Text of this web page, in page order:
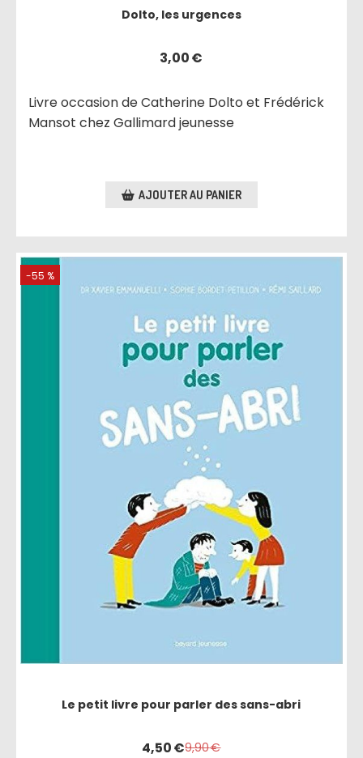
Dolto, les urgences
3,00€
Livre occasion de Catherine Dolto et Frédérick
Mansot chez Gallimard jeunesse
AJOUTER AU PANIER
-55 %
Le petit livre pour parler des sans-abri
4,50€9,90€